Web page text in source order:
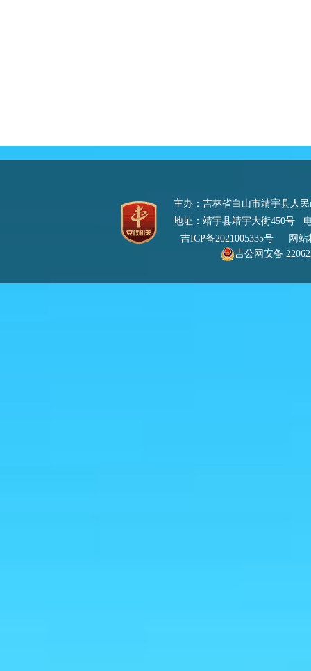
主办：吉林省白山市靖宇县人
地址：靖宇县靖宇大街450号
吉ICP备2021005335号
网站
吉公网安备